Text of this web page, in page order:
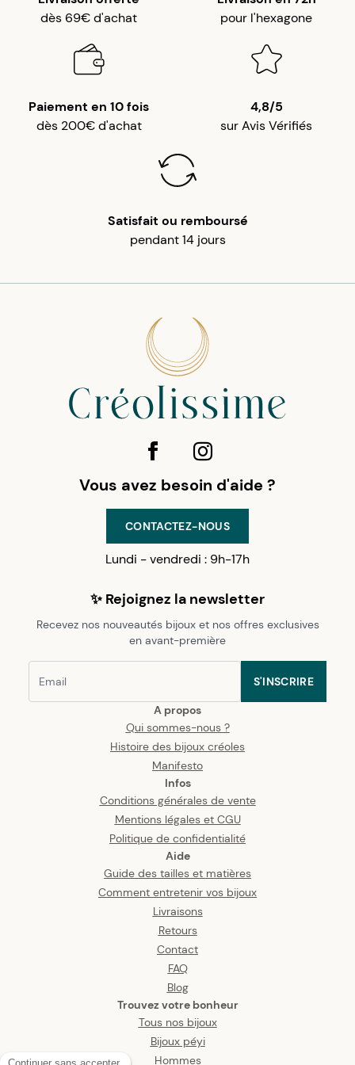
dès 69€ d'achat
pour l'hexagone
Paiement en 10 fois
dès 200€ d'achat
4,8/5
sur Avis Vérifiés
Satisfait ou remboursé
pendant 14 jours
A propos
Qui sommes-nous ?
Histoire des bijoux créoles
Manifesto
Infos
Conditions générales de vente
Mentions légales et CGU
Politique de confidentialité
Aide
Guide des tailles et matières
Comment entretenir vos bijoux
Livraisons
Retours
Contact
FAQ
Blog
Trouvez votre bonheur
Tous nos bijoux
Bijoux péyi
Hommes
Vous avez besoin d'aide ?
CONTACTEZ-NOUS
Lundi - vendredi : 9h-17h
✨ Rejoignez la newsletter
Recevez nos nouveautés bijoux et nos offres exclusives
en avant-première
S'INSCRIRE